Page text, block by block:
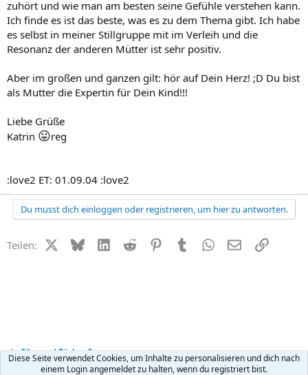
zuhört und wie man am besten seine Gefühle verstehen kann.
Ich finde es ist das beste, was es zu dem Thema gibt. Ich habe
es selbst in meiner Stillgruppe mit im Verleih und die
Resonanz der anderen Mütter ist sehr positiv.
Aber im großen und ganzen gilt: hör auf Dein Herz! ;D Du bist
als Mutter die Expertin für Dein Kind!!!
Liebe Grüße
Katrin 😛reg
:love2 ET: 01.09.04 :love2
Du musst dich einloggen oder registrieren, um hier zu antworten.
Teilen: X (Twitter)
BlueskyLinkedIn
Reddit PinterestTumblr WhatsApp
E-MailLink
Film- und Bücher-Forum
Diese Seite verwendet Cookies, um Inhalte zu personalisieren und dich nach
einem Login angemeldet zu halten, wenn du registriert bist.